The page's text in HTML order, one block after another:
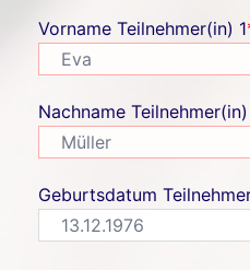
Vorname Teilnehmer(in) 1
Nachname Teilnehmer(in)
Geburtsdatum